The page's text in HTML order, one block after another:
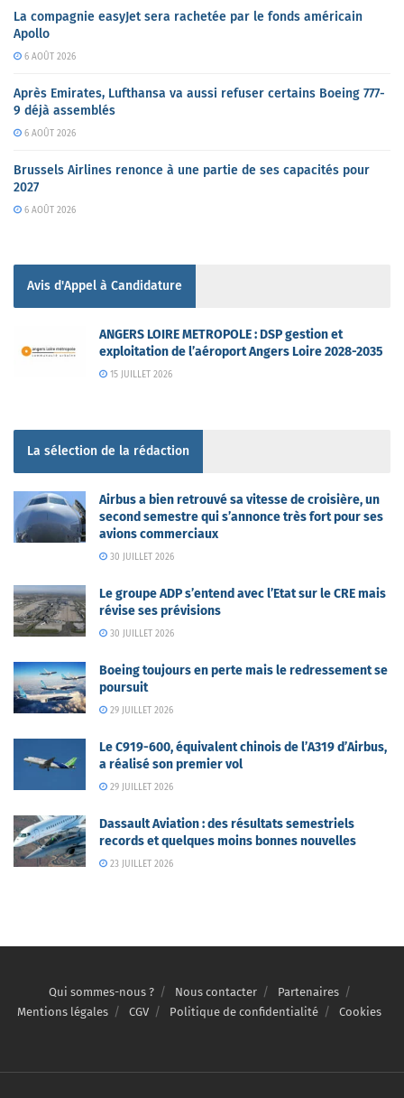
La compagnie easyJet sera rachetée par le fonds américain
Apollo
6 AOÛT 2026
Après Emirates, Lufthansa va aussi refuser certains Boeing 777-
9 déjà assemblés
6 AOÛT 2026
Brussels Airlines renonce à une partie de ses capacités pour
2027
6 AOÛT 2026
Avis d'Appel à Candidature
ANGERS LOIRE METROPOLE : DSP gestion et
exploitation de l’aéroport Angers Loire 2028-2035
15 JUILLET 2026
La sélection de la rédaction
Airbus a bien retrouvé sa vitesse de croisière, un
second semestre qui s’annonce très fort pour ses
avions commerciaux
30 JUILLET 2026
Le groupe ADP s’entend avec l’Etat sur le CRE mais
révise ses prévisions
30 JUILLET 2026
Boeing toujours en perte mais le redressement se
poursuit
29 JUILLET 2026
Le C919-600, équivalent chinois de l’A319 d’Airbus,
a réalisé son premier vol
29 JUILLET 2026
Dassault Aviation : des résultats semestriels
records et quelques moins bonnes nouvelles
23 JUILLET 2026
Qui sommes-nous ? Nous contacter
Partenaires
Mentions légales
CGV Politique de confidentialité Cookies